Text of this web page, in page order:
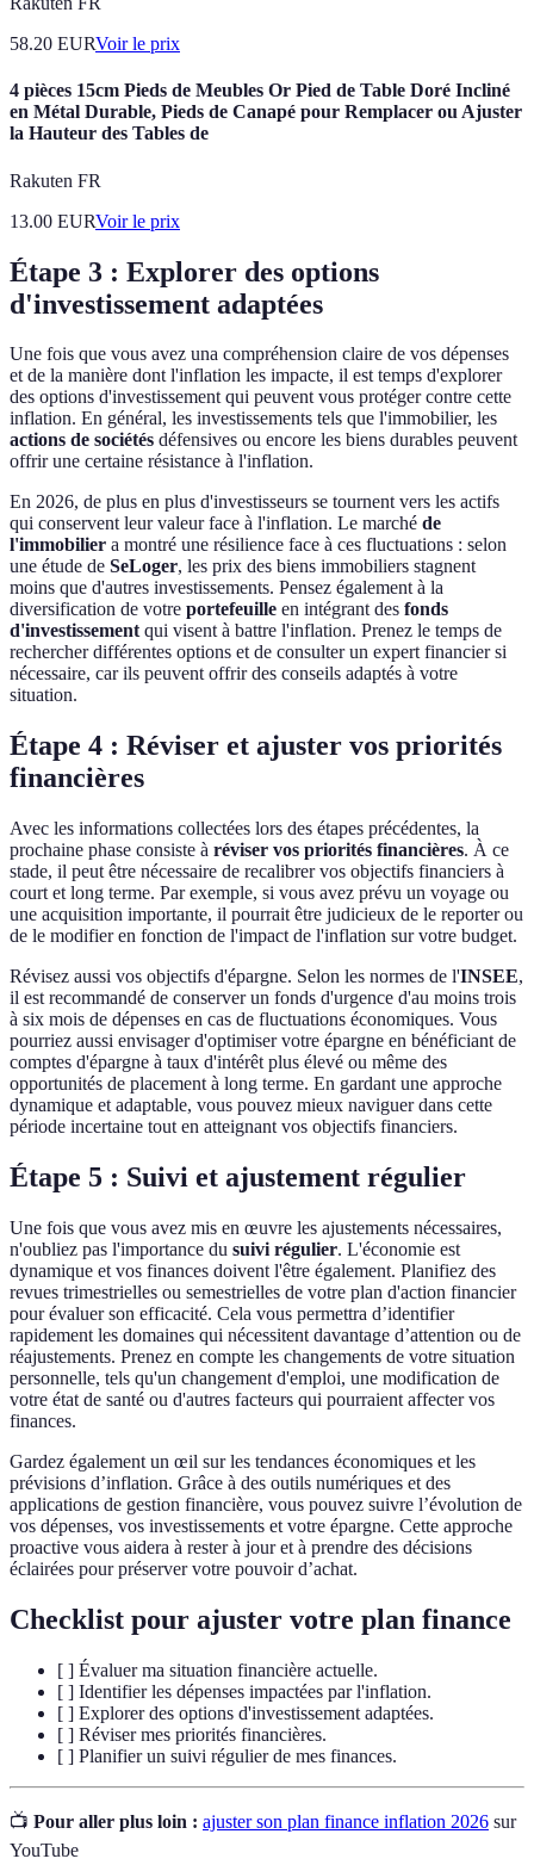
58.20 EURVoir le prix
4 pièces 15cm Pieds de Meubles Or Pied de Table Doré Incliné
en Métal Durable, Pieds de Canapé pour Remplacer ou Ajuster
la Hauteur des Tables de
Rakuten FR
13.00 EURVoir le prix
Étape 3 : Explorer des options
d'investissement adaptées
Une fois que vous avez una compréhension claire de vos dépenses
et de la manière dont l'inflation les impacte, il est temps d'explorer
des options d'investissement qui peuvent vous protéger contre cette
inflation. En général, les investissements tels que l'immobilier, les
actions de sociétés défensives ou encore les biens durables peuvent
offrir une certaine résistance à l'inflation.
En 2026, de plus en plus d'investisseurs se tournent vers les actifs
qui conservent leur valeur face à l'inflation. Le marché de
l'immobilier a montré une résilience face à ces fluctuations : selon
une étude de SeLoger, les prix des biens immobiliers stagnent
moins que d'autres investissements. Pensez également à la
diversification de votre portefeuille en intégrant des fonds
d'investissementqui visent à battre l'inflation. Prenez le temps de
rechercher différentes options et de consulter un expert financier si
nécessaire, car ils peuvent offrir des conseils adaptés à votre
situation.
Étape 4 : Réviser et ajuster vos priorités
financières
Avec les informations collectées lors des étapes précédentes, la
prochaine phase consiste à réviser vos priorités financières. À ce
stade, il peut être nécessaire de recalibrer vos objectifs financiers à
court et long terme. Par exemple, si vous avez prévu un voyage ou
une acquisition importante, il pourrait être judicieux de le reporter ou
de le modifier en fonction de l'impact de l'inflation sur votre budget.
Révisez aussi vos objectifs d'épargne. Selon les normes de l'INSEE,
il est recommandé de conserver un fonds d'urgence d'au moins trois
à six mois de dépenses en cas de fluctuations économiques. Vous
pourriez aussi envisager d'optimiser votre épargne en bénéficiant de
comptes d'épargne à taux d'intérêt plus élevé ou même des
opportunités de placement à long terme. En gardant une approche
dynamique et adaptable, vous pouvez mieux naviguer dans cette
période incertaine tout en atteignant vos objectifs financiers.
Étape 5 : Suivi et ajustement régulier
Une fois que vous avez mis en œuvre les ajustements nécessaires,
n'oubliez pas l'importance du suivi régulier. L'économie est
dynamique et vos finances doivent l'être également. Planifiez des
revues trimestrielles ou semestrielles de votre plan d'action financier
pour évaluer son efficacité. Cela vous permettra d’identifier
rapidement les domaines qui nécessitent davantage d’attention ou de
réajustements. Prenez en compte les changements de votre situation
personnelle, tels qu'un changement d'emploi, une modification de
votre état de santé ou d'autres facteurs qui pourraient affecter vos
finances.
Gardez également un œil sur les tendances économiques et les
prévisions d’inflation. Grâce à des outils numériques et des
applications de gestion financière, vous pouvez suivre l’évolution de
vos dépenses, vos investissements et votre épargne. Cette approche
proactive vous aidera à rester à jour et à prendre des décisions
éclairées pour préserver votre pouvoir d’achat.
Checklist pour ajuster votre plan finance
[ ] Évaluer ma situation financière actuelle.
[ ] Identifier les dépenses impactées par l'inflation.
[ ] Explorer des options d'investissement adaptées.
[ ] Réviser mes priorités financières.
[ ] Planifier un suivi régulier de mes finances.
📺 Pour aller plus loin : ajuster son plan finance inflation 2026 sur
YouTube